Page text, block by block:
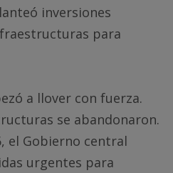
inversiones
para
a llover con fuerza.
se abandonaron.
el Gobierno central
urgentes para